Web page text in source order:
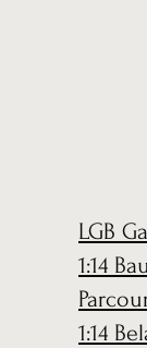
LGB
1:14
1:14